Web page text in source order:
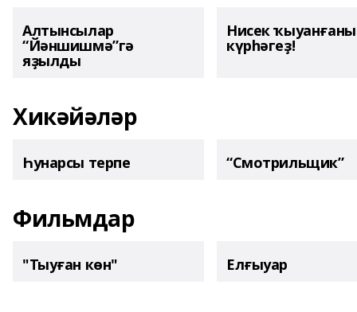
Алтынсылар
“Йәншишмә”гә
яҙылды
Нисек
күрһәгеҙ!
Хикәйәләр
Һунарсы терпе “Смотрильщик”
Фильмдар
"Тыуған көн" Елғыуар